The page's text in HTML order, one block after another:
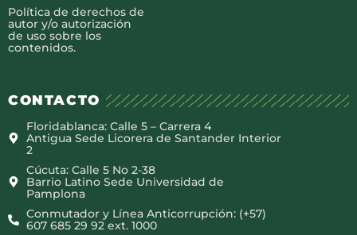
Política de derechos de
autor y/o autorización
de uso sobre los
contenidos.
CONTACTO
Floridablanca: Calle 5 – Carrera 4
Antigua Sede Licorera de Santander Interior
2
Cúcuta: Calle 5 No 2-38
Barrio Latino Sede Universidad de
Pamplona
Conmutador y Línea Anticorrupción: (+57)
607 685 29 92 ext. 1000